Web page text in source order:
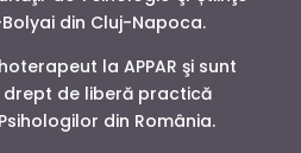
din Cluj-Napoca.
la APPAR şi sunt
de liberă practică
din România.